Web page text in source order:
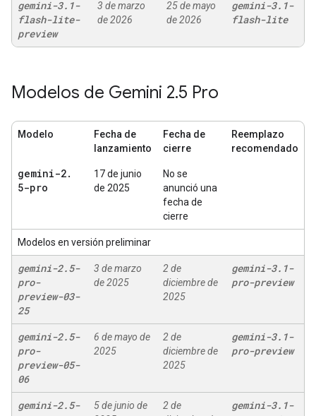
gemini-3. 1-
flash-lite-
preview
3 de marzo
de 2026
25 de mayo
de 2026
gemini-3. 1-
flash-lite
Modelos de Gemini 2.5 Pro
Modelo
Fecha de
lanzamiento
Fecha de
cierre
Reemplazo
recomendado
gemini-2.
5-pro
17 de junio
de 2025
No se
anunció una
fecha de
cierre
Modelos en versión preliminar
gemini-2.5-
pro-
preview-03-
25
3 de marzo
de 2025
2 de
diciembre de
2025
gemini-3. 1-
pro-preview
gemini-2.5-
pro-
preview-05-
06
6 de mayo de
2025
2 de
diciembre de
2025
gemini-3. 1-
pro-preview
gemini-2.5-
5 de junio de
2 de
gemini-3. 1-